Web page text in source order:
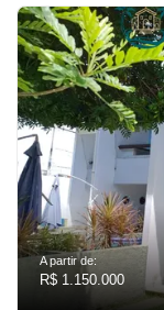
A partir de:
R$ 1.150.000